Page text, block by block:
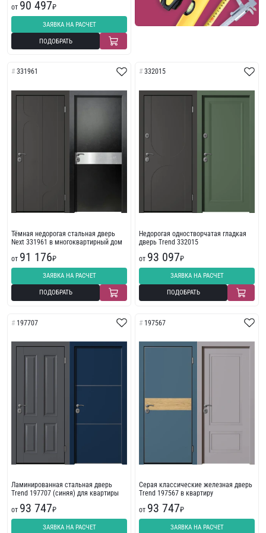
по отделке ориентируйтесь на задачи интерьера:
порошковая матовая — для нейтральной
палитры; экошпон/шпон — если нужна древесная
фактура; окраска по каталогу — для точного
от 90 497₽
ЗАЯВКА НА РАСЧЕТ
ПОДОБРАТЬ
331961
Тёмная недорогая стальная дверь
Next 331961 в многоквартирный дом
от 91 176₽
ЗАЯВКА НА РАСЧЕТ
ПОДОБРАТЬ
332015
Недорогая одностворчатая гладкая
дверь Trend 332015
от 93 097₽
ЗАЯВКА НА РАСЧЕТ
ПОДОБРАТЬ
197707
Ламинированная стальная дверь
Trend 197707 (синяя) для квартиры
от 93 747₽
ЗАЯВКА НА РАСЧЕТ
197567
Серая классические железная дверь
Trend 197567 в квартиру
от 93 747₽
ЗАЯВКА НА РАСЧЕТ